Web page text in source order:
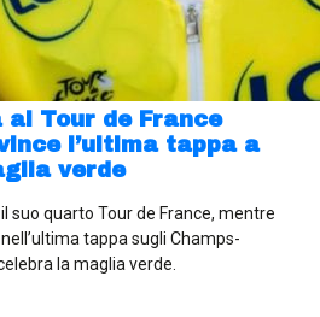
Tour de France
l’ultima tappa a
verde
suo quarto Tour de France, mentre
tappa sugli Champs-
la maglia verde.